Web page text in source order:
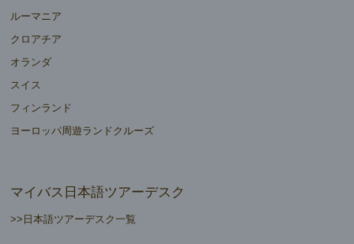
ルーマニア
クロアチア
オランダ
スイス
フィンランド
ヨーロッパ周遊ランドクルーズ
マイバス日本語ツアーデスク
>>日本語ツアーデスク一覧